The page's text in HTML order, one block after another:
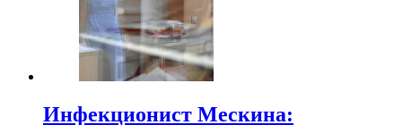
Инфекционист Мескина: